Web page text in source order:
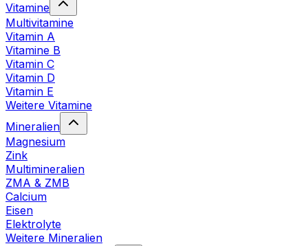
Vitamine
Multivitamine
Vitamin A
Vitamine B
Vitamin C
Vitamin D
Vitamin E
Weitere Vitamine
Mineralien
Magnesium
Zink
Multimineralien
ZMA & ZMB
Calcium
Eisen
Elektrolyte
Weitere Mineralien